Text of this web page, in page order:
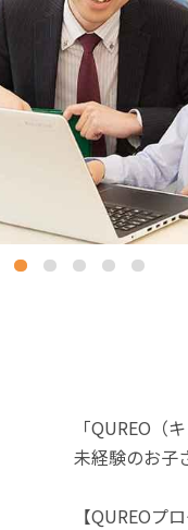
「QUREO（
未経験のお子
【QUREOプ